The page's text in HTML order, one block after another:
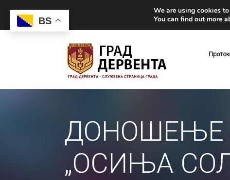
ДОНОШЕЊЕ
„ОСИЊА
BS
We are using cookies
You can find out more